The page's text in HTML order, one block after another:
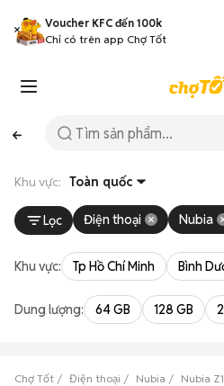
Voucher KFC đến 100k
Chỉ có trên app Chợ Tốt
Khu vực: Toàn quốc
Lọc Điện thoại Nubia
Khu vực: Tp Hồ Chí Minh Bình
Dung lượng: 64 GB 128 GB
Chợ Tốt Điện thoại Nubia Nubia